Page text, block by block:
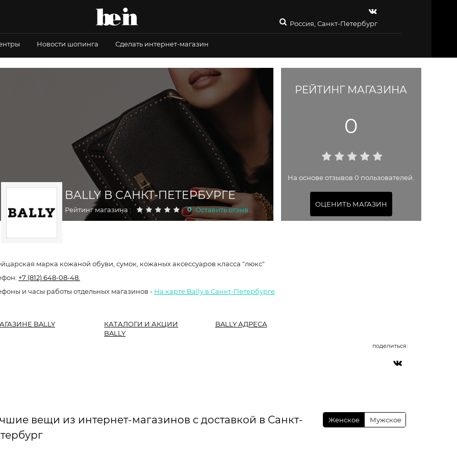
Россия, Санкт-Петербург
Новости шопинга Сделать интернет-магазин
BALLY В САНКТ-ПЕТЕРБУРГЕ
Рейтинг магазина : 0 Оставить отзыв
РЕЙТИНГ МАГАЗИНА
0
На основе отзывов 0 пользователей.
ОЦЕНИТЬ МАГАЗИН
марка кожаной обуви, сумок, кожаных аксессуаров класса "люкс"
+7 (812) 648-08-48.
и часы работы отдельных магазинов - На карте Bally в Санкт-Петербурге
BALLY
КАТАЛОГИ И АКЦИИ
BALLY
BALLY АДРЕСА
поделиться:
вещи из интернет-магазинов с доставкой в Санкт-
Женское Мужское